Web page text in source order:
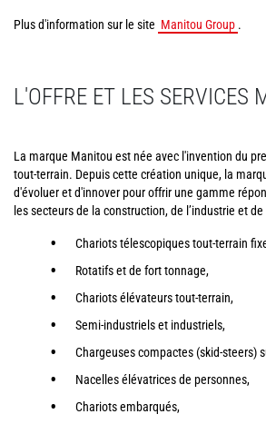
Plus d'information sur le site Manitou Group .
L'OFFRE ET LES SERVICES
La marque Manitou est née avec l'invention du
tout-terrain. Depuis cette création unique, la
d'évoluer et d'innover pour offrir une gamme
les secteurs de la construction, de l’industrie et de
Chariots télescopiques tout-terrain
Rotatifs et de fort tonnage,
Chariots élévateurs tout-terrain,
Semi-industriels et industriels,
Chargeuses compactes (skid-steers)
Nacelles élévatrices de personnes,
Chariots embarqués,